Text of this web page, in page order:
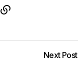
Next Post